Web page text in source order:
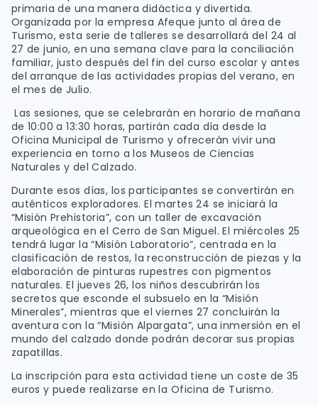
primaria de una manera didáctica y divertida.
Organizada por la empresa Afeque junto al área de
Turismo, esta serie de talleres se desarrollará del 24 al
27 de junio, en una semana clave para la conciliación
familiar, justo después del fin del curso escolar y antes
del arranque de las actividades propias del verano, en
el mes de Julio.
Las sesiones, que se celebrarán en horario de mañana
de 10:00 a 13:30 horas, partirán cada día desde la
Oficina Municipal de Turismo y ofrecerán vivir una
experiencia en torno a los Museos de Ciencias
Naturales y del Calzado.
Durante esos días, los participantes se convertirán en
auténticos exploradores. El martes 24 se iniciará la
“Misión Prehistoria”, con un taller de excavación
arqueológica en el Cerro de San Miguel. El miércoles 25
tendrá lugar la “Misión Laboratorio”, centrada en la
clasificación de restos, la reconstrucción de piezas y la
elaboración de pinturas rupestres con pigmentos
naturales. El jueves 26, los niños descubrirán los
secretos que esconde el subsuelo en la “Misión
Minerales”, mientras que el viernes 27 concluirán la
aventura con la “Misión Alpargata”, una inmersión en el
mundo del calzado donde podrán decorar sus propias
zapatillas.
La inscripción para esta actividad tiene un coste de 35
euros y puede realizarse en la Oficina de Turismo.